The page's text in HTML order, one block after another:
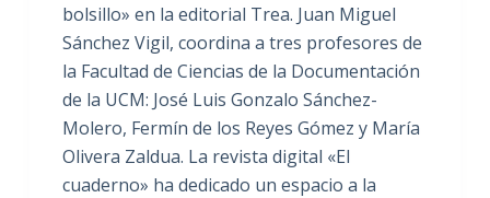
bolsillo» en la editorial Trea. Juan Miguel
Sánchez Vigil, coordina a tres profesores de
la Facultad de Ciencias de la Documentación
de la UCM: José Luis Gonzalo Sánchez-
Molero, Fermín de los Reyes Gómez y María
Olivera Zaldua. La revista digital «El
cuaderno» ha dedicado un espacio a la